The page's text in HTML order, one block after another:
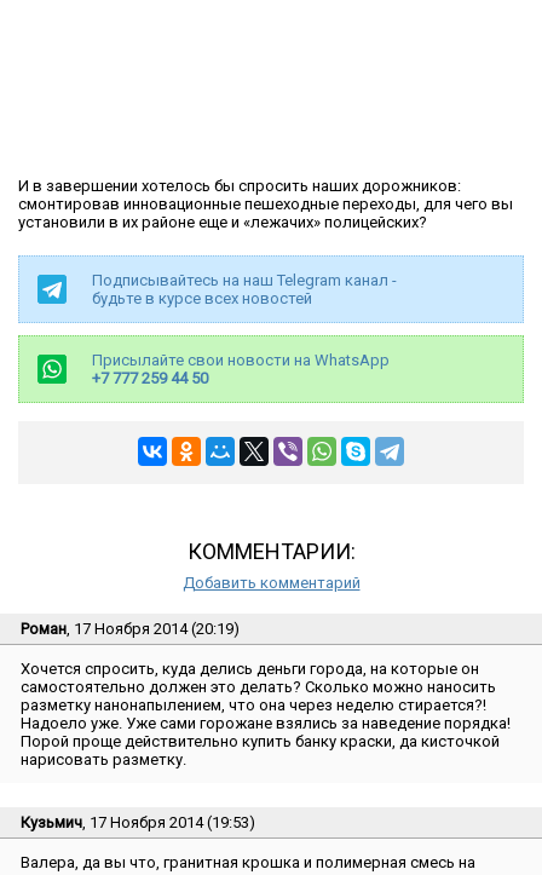
И в завершении хотелось бы спросить наших дорожников:
смонтировав инновационные пешеходные переходы, для чего вы
установили в их районе еще и «лежачих» полицейских?
Подписывайтесь на наш Telegram канал -
будьте в курсе всех новостей
Присылайте свои новости на WhatsApp
+7 777 259 44 50
КОММЕНТАРИИ:
Добавить комментарий
Роман , 17 Ноября 2014 (20:19)
Хочется спросить, куда делись деньги города, на которые он
самостоятельно должен это делать? Сколько можно наносить
разметку нанонапылением, что она через неделю стирается?!
Надоело уже. Уже сами горожане взялись за наведение порядка!
Порой проще действительно купить банку краски, да кисточкой
нарисовать разметку.
Кузьмич , 17 Ноября 2014 (19:53)
Валера, да вы что, гранитная крошка и полимерная смесь на